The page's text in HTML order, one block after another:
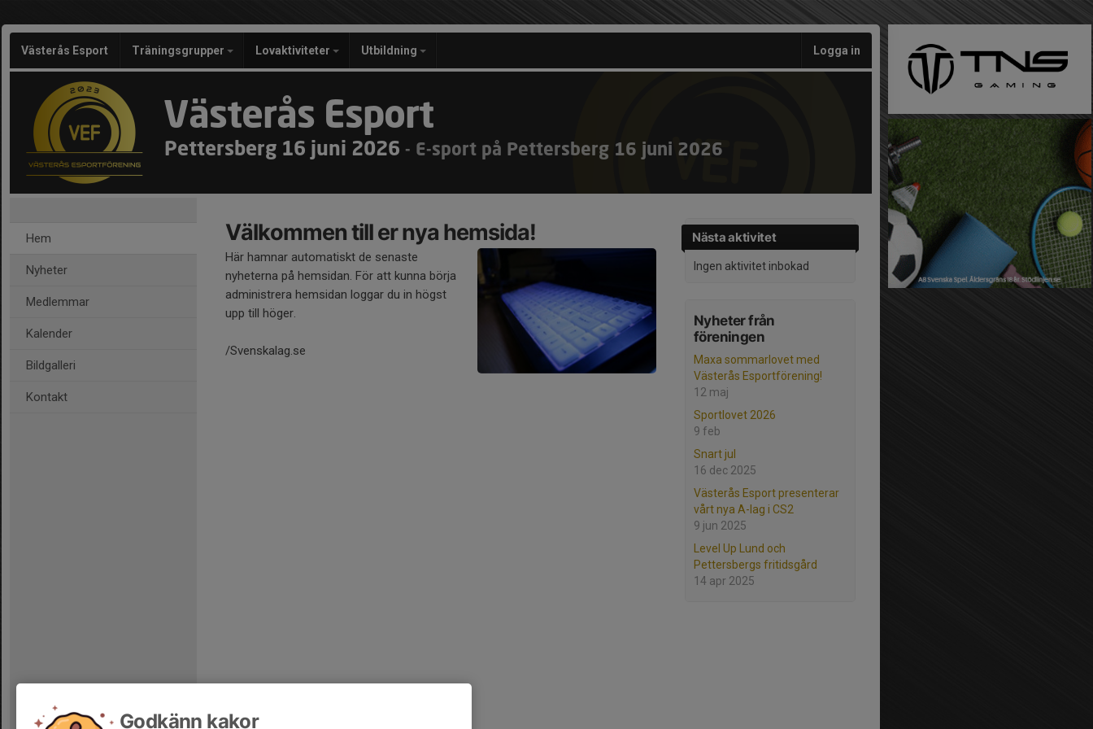
Västerås Esport Träningsgrupper Lovaktiviteter Utbildning Logga in
Västerås Esport
Pettersberg 16 juni 2026 - E-sport på Pettersberg 16 juni 2026
Hem
Nyheter
Medlemmar
Kalender
Bildgalleri
Kontakt
Nästa aktivitet
Ingen aktivitet inbokad
Nyheter från
föreningen
Maxa sommarlovet med
Västerås Esportförening!
12 maj
Sportlovet 2026
9 feb
Snart jul
16 dec 2025
Västerås Esport presenterar
vårt nya A-lag i CS2
9 jun 2025
Level Up Lund och
Pettersbergs fritidsgård
14 apr 2025
Välkommen till er nya hemsida!
Här hamnar automatiskt de senaste
nyheterna på hemsidan. För att kunna börja
administrera hemsidan loggar du in högst
upp till höger.
/Svenskalag.se
Godkänn kakor